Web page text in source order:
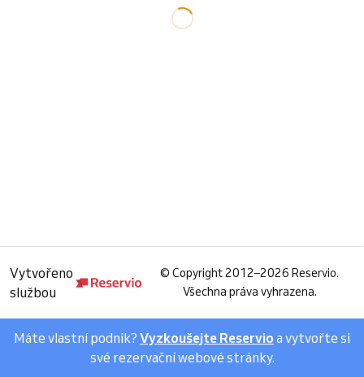
Vytvořeno
službou
© Copyright 2012–2026 Reservio.
Všechna práva vyhrazena.
Máte vlastní podnik? Vyzkoušejte Reservio a vytvořte si
své rezervační webové stránky.